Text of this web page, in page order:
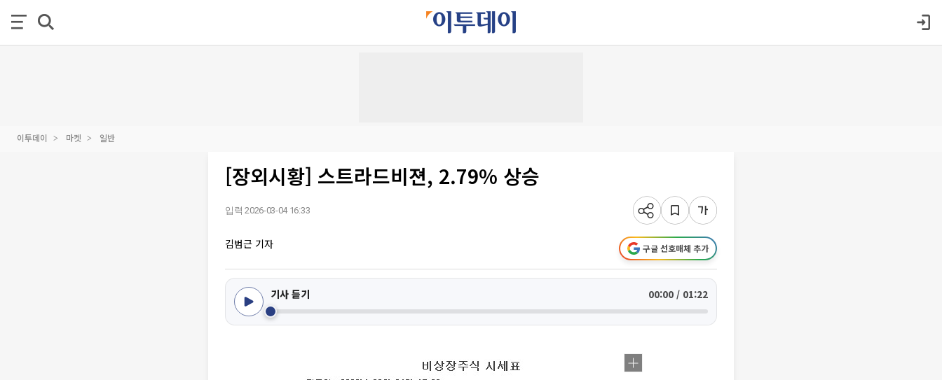
이투데이 마켓 일반
[장외시황] 스트라드비젼, 2.79% 상승
입력 2026-03-04 16:33
김범근 기자 구글 선호매체 추가
기사 듣기 00:00 / 01:22